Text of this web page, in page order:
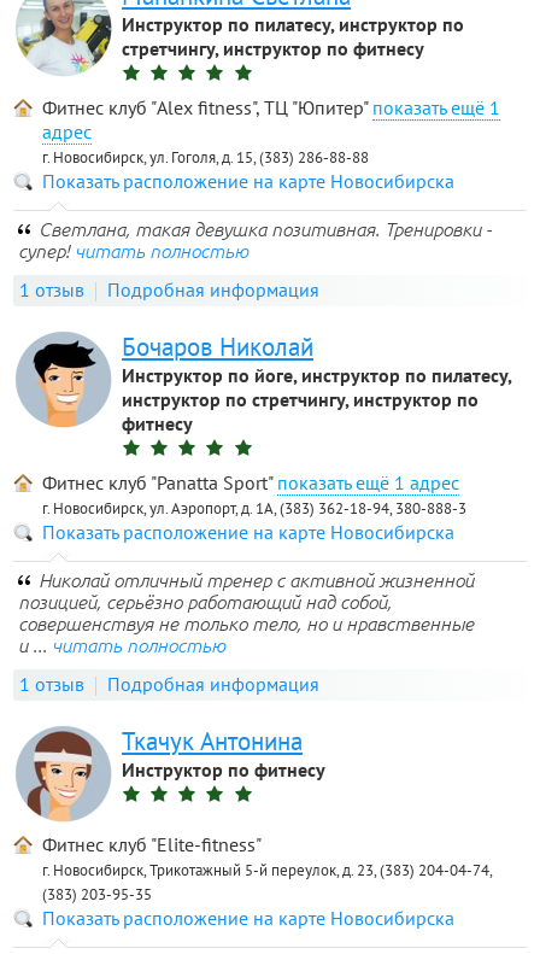
Инструктор по пилатесу, инструктор по
стретчингу, инструктор по фитнесу
Фитнес клуб "Alex fitness", ТЦ "Юпитер"
1
адрес
г. Новосибирск, ул. Гоголя, д. 15, (383) 286-88-88
Показать расположение на карте Новосибирска
Светлана, такая девушка позитивная. Тренировки -
супер! читать полностью
1 отзыв Подробная информация
Бочаров Николай
Инструктор по йоге, инструктор по пилатесу,
инструктор по стретчингу, инструктор по
фитнесу
Фитнес клуб "Panatta Sport" 1 адрес
г. Новосибирск, ул. Аэропорт, д. 1А, (383) 362-18-94, 380-888-3
Показать расположение на карте Новосибирска
Николай отличный тренер с активной жизненной
позицией, серьёзно работающий над собой,
совершенствуя не только тело, но и нравственные
и ... читать полностью
1 отзыв Подробная информация
Ткачук Антонина
Инструктор по фитнесу
Фитнес клуб "Elite-fitness"
г. Новосибирск, Трикотажный 5-й переулок, д. 23, (383) 204-04-74,
(383) 203-95-35
Показать расположение на карте Новосибирска